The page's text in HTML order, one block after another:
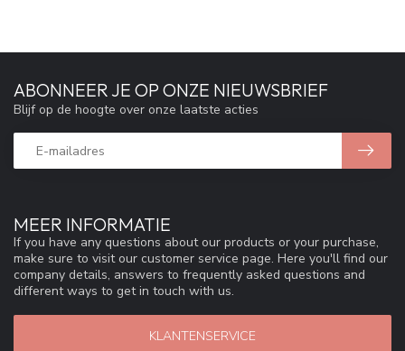
MEER INFORMATIE
If you have any questions about our products or your purchase,
make sure to visit our customer service page. Here you'll find our
company details, answers to frequently asked questions and
different ways to get in touch with us.
KLANTENSERVICE
ABONNEER JE OP ONZE NIEUWSBRIEF
Blijf op de hoogte over onze laatste acties